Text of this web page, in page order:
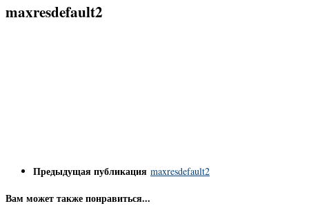
maxresdefault2
Предыдущая публикация maxresdefault2
Вам может также понравиться...